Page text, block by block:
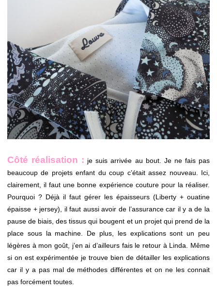
Côté réalisation : je suis arrivée au bout. Je ne fais pas
beaucoup de projets enfant du coup c’était assez nouveau. Ici,
clairement, il faut une bonne expérience couture pour la réaliser.
Pourquoi ? Déjà il faut gérer les épaisseurs (Liberty + ouatine
épaisse + jersey), il faut aussi avoir de l’assurance car il y a de la
pause de biais, des tissus qui bougent et un projet qui prend de la
place sous la machine. De plus, les explications sont un peu
légères à mon goût, j’en ai d’ailleurs fais le retour à Linda. Même
si on est expérimentée je trouve bien de détailler les explications
car il y a pas mal de méthodes différentes et on ne les connait
pas forcément toutes.